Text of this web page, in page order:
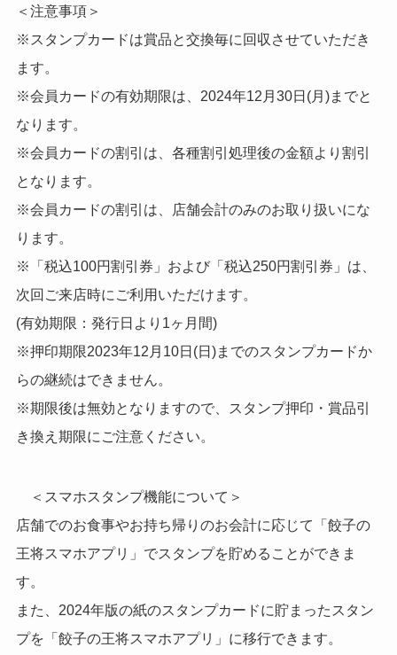
＜注意事項＞
※スタンプカードは賞品と交換毎に回収させていただき
ます。
※会員カードの有効期限は、2024年12月30日(月)までと
なります。
※会員カードの割引は、各種割引処理後の金額より割引
となります。
※会員カードの割引は、店舗会計のみのお取り扱いにな
ります。
※「税込100円割引券」および「税込250円割引券」は、
次回ご来店時にご利用いただけます。
(有効期限：発行日より1ヶ月間)
※押印期限2023年12月10日(日)までのスタンプカードか
らの継続はできません。
※期限後は無効となりますので、スタンプ押印・賞品引
き換え期限にご注意ください。
＜スマホスタンプ機能について＞
店舗でのお食事やお持ち帰りのお会計に応じて「餃子の
王将スマホアプリ」でスタンプを貯めることができま
す。
また、2024年版の紙のスタンプカードに貯まったスタン
プを「餃子の王将スマホアプリ」に移行できます。